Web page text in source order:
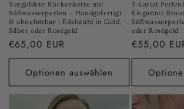
Vergoldete Rückenkette mit
Süßwasserperlen – Handgefertigt
& abnehmbar | Edelstahl in Gold,
Silber oder Roségold
Normaler
Preis
€65,00 EUR
Optionen auswählen
Y-Lariat
Eleganter
oder Roségold
Normaler
Preis
€55,00